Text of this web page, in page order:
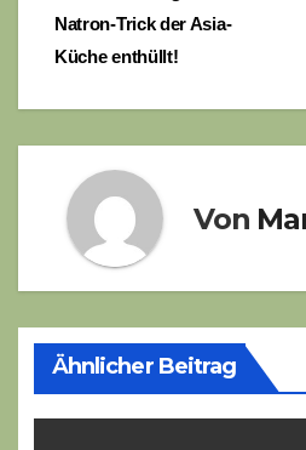
Natron-Trick der Asia-
Küche enthüllt!
Von
Ähnlicher Beitrag